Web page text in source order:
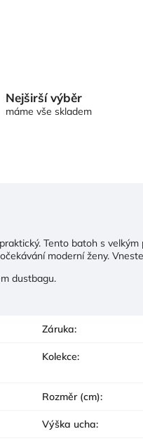
Nejširší výběr
máme vše skladem
Tento batoh s
moderní ženy.
dustbagu.
Záruka:
Kolekce:
Rozměr (cm):
Výška ucha: